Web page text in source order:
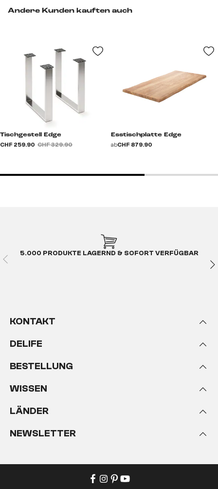
Andere Kunden kauften auch
Tischgestell Edge
CHF 259.90 CHF 329.90
Esstischplatte Edge
abCHF 879.90
5.000 PRODUKTE LAGERND & SOFORT VERFÜGBAR
KONTAKT
DELIFE
BESTELLUNG
WISSEN
LÄNDER
NEWSLETTER